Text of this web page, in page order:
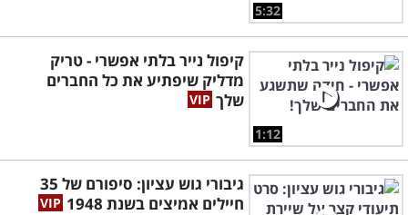
5:32
1:12
קיפול נייר בלתי אפשרי - טריק
מדליק שיפתיע את כל החברים
שלך
גיבורי גוש עציון: סיפורם של 35
חיילים אמיצים בשנת 1948